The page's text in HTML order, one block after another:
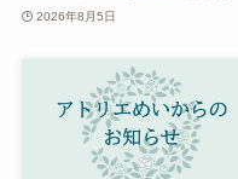
2026年8月5日